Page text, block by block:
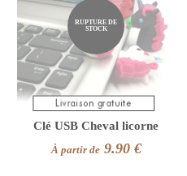
RUPTURE DE
STOCK
Clé USB Cheval licorne
À partir de9.90 €